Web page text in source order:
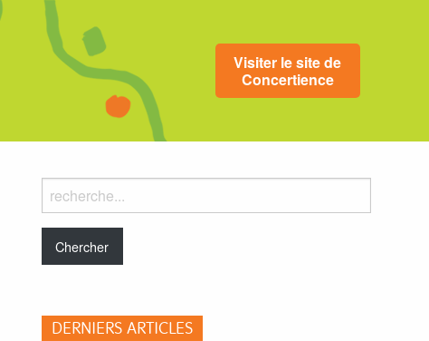
Visiter le site de
Concertience
Rechercher
dans
le
blog:
DERNIERS ARTICLES